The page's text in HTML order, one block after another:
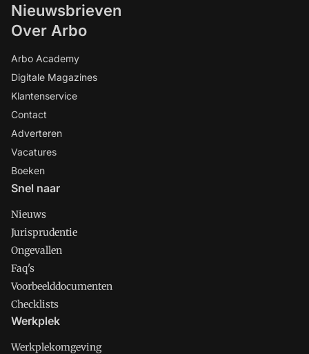
Nieuwsbrieven
Over Arbo
Arbo Academy
Digitale Magazines
Klantenservice
Contact
Adverteren
Vacatures
Boeken
Snel naar
Nieuws
Jurisprudentie
Ongevallen
Faq's
Voorbeelddocumenten
Checklists
Werkplek
Werkplekomgeving